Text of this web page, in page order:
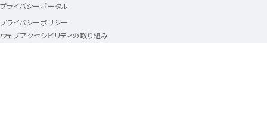
プライバシーポータル
プライバシーポリシー
ウェブアクセシビリティの取り組み